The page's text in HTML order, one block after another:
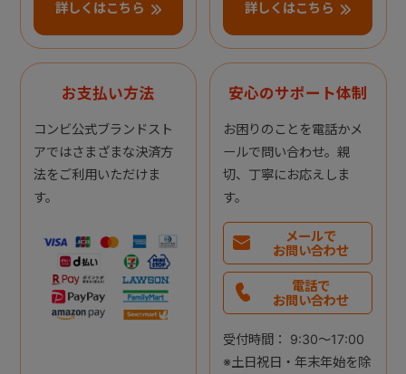
詳しくはこちら 詳しくはこちら
お支払い方法
コンビ公式ブランドスト
アではさまざまな決済方
法をご利用いただけま
す。
安心のサポート体制
お困りのことを電話かメ
ールで問い合わせ。親
切、丁寧にお応えしま
す。
メールで
お問い合わせ
電話で
お問い合わせ
受付時間： 9:30～17:00
※土日祝日・年末年始を除